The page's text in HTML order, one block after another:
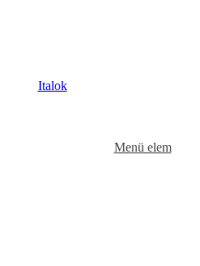
Italok
Menü elem